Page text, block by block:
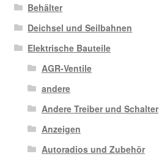
Behälter
Deichsel und Seilbahnen
Elektrische Bauteile
AGR-Ventile
andere
Andere Treiber und Schalter
Anzeigen
Autoradios und Zubehör